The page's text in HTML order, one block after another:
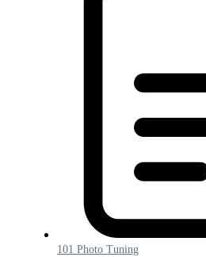
101 Photo Tuning